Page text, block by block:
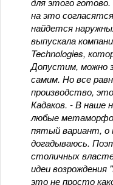
на это
найдется
выпускала
Technologies,
Допустим, можно
самим. Но все
производство,
Кадаков. - В наше
любые
пятый вариант, о
догадываюсь.
столичных
идеи возрождения
это не просто